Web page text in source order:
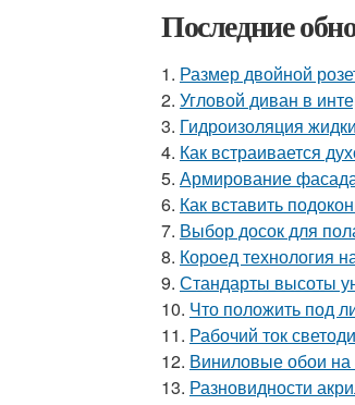
Последние
1. Размер двойной
2. Угловой диван в
3. Гидроизоляция
4. Как встраивается
5. Армирование фасада
6. Как вставить
7. Выбор досок для
8. Короед технология
9. Стандарты высоты
10. Что положить под
11. Рабочий ток
12. Виниловые обои на
13. Разновидности